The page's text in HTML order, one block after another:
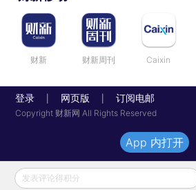
财新 财新周刊 Caixin
登录 网页版 订阅电邮
Copyright 财新网 All Rights Reserved
发表评论得积分
App 内打开